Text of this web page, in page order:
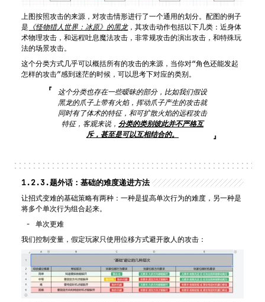
上图按照攻击的来源，对攻击情形进行了一个通用的划分。配图的例子
是 《怪物猎人世界：冰原》的黑龙，其攻击动作包括以下几类：近身体
术物理攻击，和远程吐息魔法攻击，非常规攻击的演出攻击，和特殊玩
法的场景攻击。
这个分类方式几乎可以概括所有的攻击的来源，当你对“角色还能发起
怎样的攻击”感到迷茫的时候，可以思考下对应的类别。
这个分类也存在一些暧昧的部分，比如我们假设
黑龙的爪子上带有火焰，挥动爪子产生的攻击就
同时有了体术的特征，和可扩散火焰的远程攻击
特征，客观来说， 分类的类别彼此并不严格互
斥，甚至是可以互相结合的。
1.2.3.题外话：基础的难度递进方法
让招式变难的基础策略有两种：一种是提高单次行为的难度，另一种是
将多个单次行为组合起来。
单次更难
我们控制变量，假定玩家只使用位移方式避开敌人的攻击：